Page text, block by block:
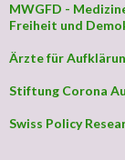
MWGFD -
Freiheit und
Ärzte für
Stiftung Corona
Swiss Policy